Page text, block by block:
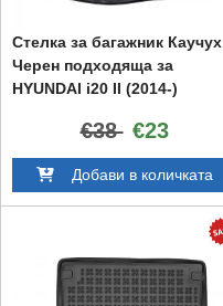
Стелка за багажник Каучух
Черен подходяща за
HYUNDAI i20 II (2014-)
€38 €23
Добави в количката